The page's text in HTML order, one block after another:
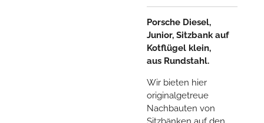
Porsche Diesel,
Junior, Sitzbank auf
Kotflügel klein,
aus Rundstahl.
Wir bieten hier
originalgetreue
Nachbauten von